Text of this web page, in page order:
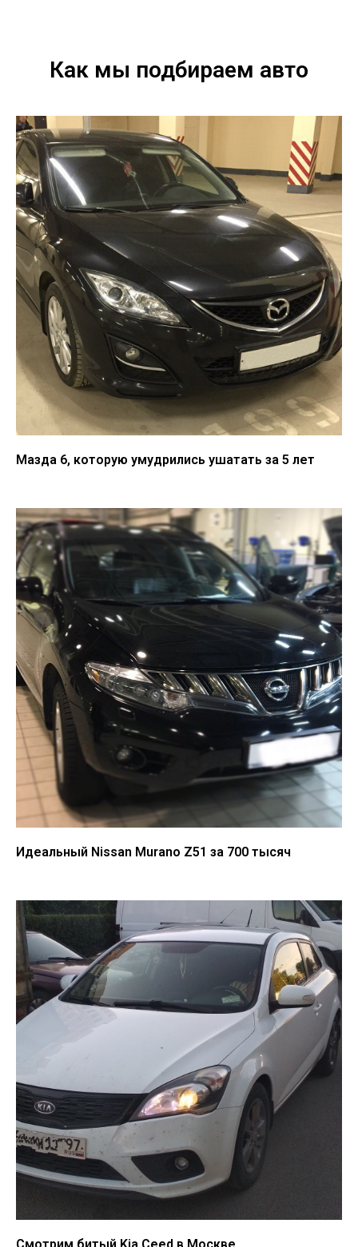
Как мы подбираем авто
Мазда 6, которую умудрились ушатать за 5 лет
Идеальный Nissan Murano Z51 за 700 тысяч